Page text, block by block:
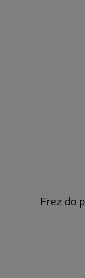
Frez do